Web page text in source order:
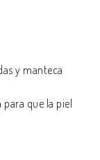
y manteca
que la piel